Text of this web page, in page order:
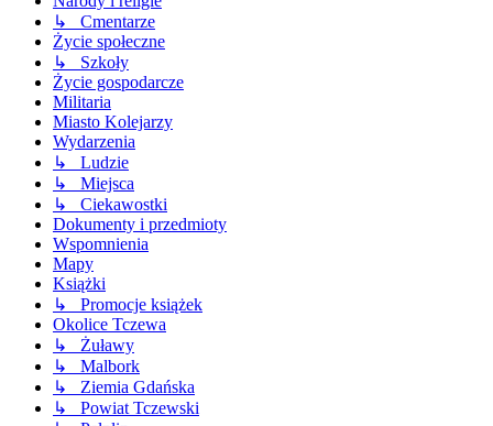
↳ Cmentarze
Życie społeczne
↳ Szkoły
Życie gospodarcze
Militaria
Miasto Kolejarzy
Wydarzenia
↳ Ludzie
↳ Miejsca
↳ Ciekawostki
Dokumenty i przedmioty
Wspomnienia
Mapy
Książki
↳ Promocje książek
Okolice Tczewa
↳ Żuławy
↳ Malbork
↳ Ziemia Gdańska
↳ Powiat Tczewski